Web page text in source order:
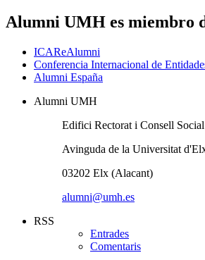
Alumni UMH es miembro
ICAReAlumni
Conferencia Internacional de
Alumni España
Alumni UMH
Edifici Rectorat i Consell Social
Avinguda de la Universitat
03202 Elx (Alacant)
alumni@umh.es
RSS
Entrades
Comentaris